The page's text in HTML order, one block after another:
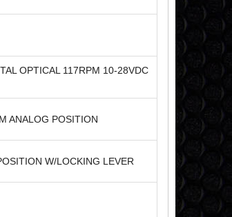
OPTICAL 117RPM 10-28VDC
ANALOG POSITION
W/LOCKING LEVER